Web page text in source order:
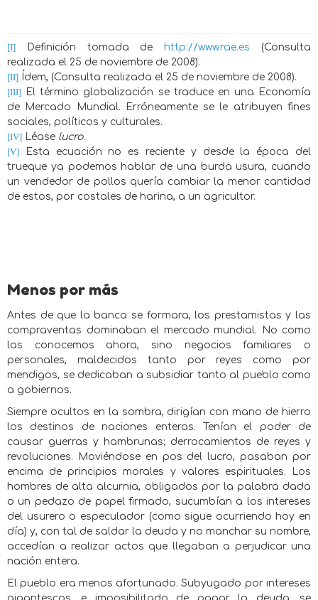
[I] Definición tomada dehttp://www.rae.es (Consulta
realizada el 25 de noviembre de 2008).
[II] Ídem, (Consulta realizada el 25 de noviembre de 2008).
[III] El término globalización se traduce en una Economía
de Mercado Mundial. Erróneamente se le atribuyen fines
sociales, políticos y culturales.
[IV] Léase lucro.
[V] Esta ecuación no es reciente y desde la época del
trueque ya podemos hablar de una burda usura, cuando
un vendedor de pollos quería cambiar la menor cantidad
de estos, por costales de harina, a un agricultor.
Menos por más
Antes de que la banca se formara, los prestamistas y las
compraventas dominaban el mercado mundial. No como
las conocemos ahora, sino negocios familiares o
personales, maldecidos tanto por reyes como por
mendigos, se dedicaban a subsidiar tanto al pueblo como
a gobiernos.
Siempre ocultos en la sombra, dirigían con mano de hierro
los destinos de naciones enteras. Tenían el poder de
causar guerras y hambrunas; derrocamientos de reyes y
revoluciones. Moviéndose en pos del lucro, pasaban por
encima de principios morales y valores espirituales. Los
hombres de alta alcurnia, obligados por la palabra dada
o un pedazo de papel firmado, sucumbían a los intereses
del usurero o especulador (como sigue ocurriendo hoy en
día) y, con tal de saldar la deuda y no manchar su nombre,
accedían a realizar actos que llegaban a perjudicar una
nación entera.
El pueblo era menos afortunado. Subyugado por intereses